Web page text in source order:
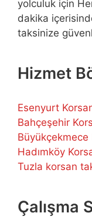
yolculuk için
dakika
taksinize
Hizmet
Esenyurt
Bahçeşehir
Büyükçekmece
Hadımköy
Tuzla korsan
Çalışma